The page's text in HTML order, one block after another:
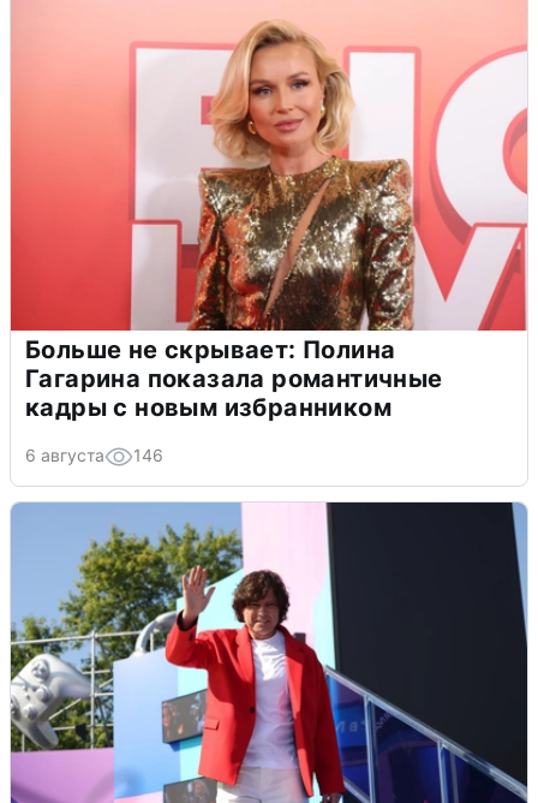
Больше не скрывает: Полина
Гагарина показала романтичные
кадры с новым избранником
6 августа 146